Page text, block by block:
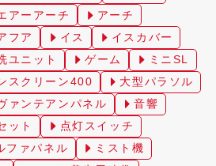
アーアーチ
アーチ
フア イス
イスカバー
ユニット ゲーム
ミニSL
スクリーン400
大型パラソル
ァンテアンパネル
音響
ット
点灯スイッチ
ファパネル
ミスト機